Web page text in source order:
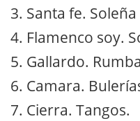
3. Santa fe. Soleña
4. Flamenco soy.
5. Gallardo.
6. Camara.
7. Cierra. Tangos.